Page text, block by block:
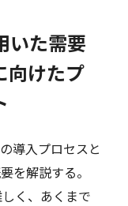
いた需要
向けたプ
導入プロセスと
を解説する。
く、あくまで